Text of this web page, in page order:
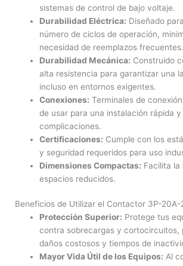
sistemas de control de bajo voltaje.
Durabilidad Eléctrica: Diseñado
número de ciclos de operación,
necesidad de reemplazos frecuentes.
Durabilidad Mecánica: Construido
alta resistencia para garantizar una
incluso en entornos exigentes.
Conexiones: Terminales de
de usar para una instalación rápida y
complicaciones.
Certificaciones: Cumple con los
y seguridad requeridos para uso
Dimensiones Compactas: Facilita la
espacios reducidos.
Beneficios de Utilizar el Contactor 3P-20A-
Protección Superior: Protege tus
contra sobrecargas y cortocircuitos,
daños costosos y tiempos de
Mayor Vida Útil de los Equipos: Al